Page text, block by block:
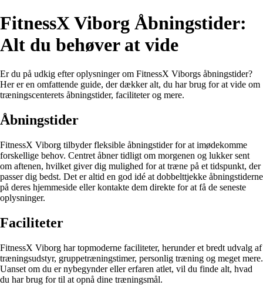
FitnessX Viborg Åbningstider:
Alt du behøver at vide
Er du på udkig efter oplysninger om FitnessX Viborgs åbningstider?
Her er en omfattende guide, der dækker alt, du har brug for at vide om
træningscenterets åbningstider, faciliteter og mere.
Åbningstider
FitnessX Viborg tilbyder fleksible åbningstider for at imødekomme
forskellige behov. Centret åbner tidligt om morgenen og lukker sent
om aftenen, hvilket giver dig mulighed for at træne på et tidspunkt, der
passer dig bedst. Det er altid en god idé at dobbelttjekke åbningstiderne
på deres hjemmeside eller kontakte dem direkte for at få de seneste
oplysninger.
Faciliteter
FitnessX Viborg har topmoderne faciliteter, herunder et bredt udvalg af
træningsudstyr, gruppetræningstimer, personlig træning og meget mere.
Uanset om du er nybegynder eller erfaren atlet, vil du finde alt, hvad
du har brug for til at opnå dine træningsmål.